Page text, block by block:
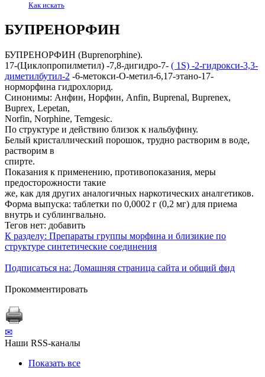
Как искать
БУПРЕНОРФИН
БУПРЕНОРФИН (Buprenorphine).
17-(Циклопропилметил) -7,8-дигидро-7- ( 1S) -2-гидрокси-3,3-
диметилбутил-2 -6-метокси-О-метил-6,17-этано-17-
норморфина гидрохлорид.
Синонимы: Анфин, Норфин, Anfin, Buрrеnаl, Вuprenex,
Buprex, Lepetan,
Norfin, Norphine, Temgesic.
По структуре и действию близок к нальбуфину.
Белый кристаллический порошок, трудно растворим в воде,
растворим в
спирте.
Показания к применению, противопоказания, меры
предосторожности такие
же, как для других аналогичных наркотических аналгетиков.
Форма выпуска: таблетки по 0,0002 г (0,2 мг) для приема
внутрь и сублингвально.
Тегов нет: добавить
К разделу: Препараты группы морфина и близикие по
структуре синтетические соединения
Подписаться на: Домашняя страница сайта и общий фид
Прокомментировать
✉
Наши RSS-каналы
Показать все